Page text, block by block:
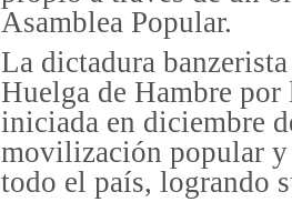
Asamblea Popular.
La dictadura
Huelga de Hambre
iniciada en diciembre
movilización popular y
todo el país, logrando